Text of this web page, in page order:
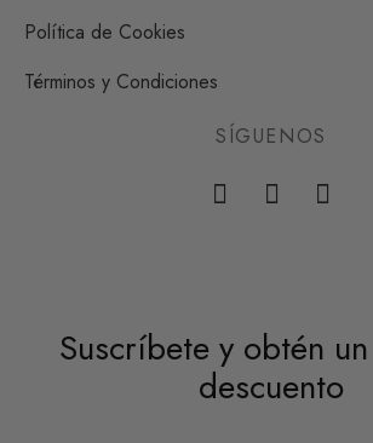
Política de Cookies
Términos y Condiciones
SÍGUENOS
Suscríbete y obtén
descuento